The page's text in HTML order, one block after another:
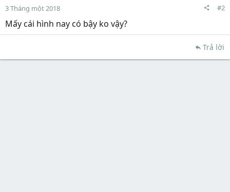
3 Tháng một 2018 #2
Mấy cái hình nay có bậy ko vậy?
Trả lời